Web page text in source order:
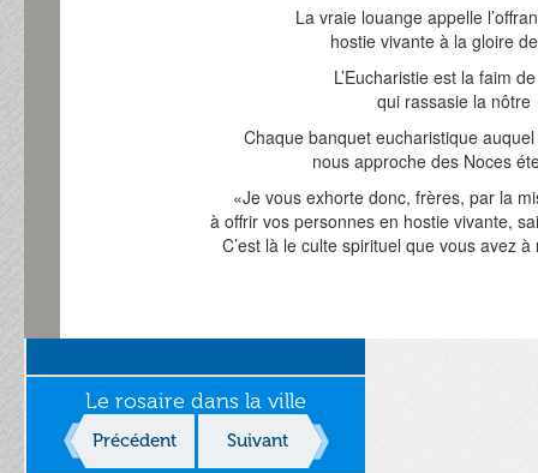
La vraie louange appelle
hostie vivante à la gloire
L’Eucharistie est la faim
qui rassasie la nôtre
Chaque banquet eucharistique
nous approche des Noces
«Je vous exhorte donc, frères, par la
à offrir vos personnes en hostie vivante,
C’est là le culte spirituel que vous avez
Le rosaire dans la ville
Précédent Suivant